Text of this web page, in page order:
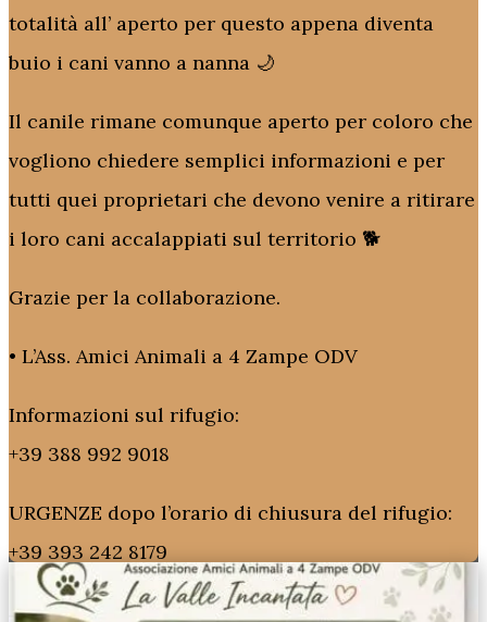
totalità all’ aperto per questo appena diventa
buio i cani vanno a nanna 🌙
Il canile rimane comunque aperto per coloro che
vogliono chiedere semplici informazioni e per
tutti quei proprietari che devono venire a ritirare
i loro cani accalappiati sul territorio 🐕
Grazie per la collaborazione.
•⁠ ⁠L’Ass. Amici Animali a 4 Zampe ODV
Informazioni sul rifugio:
+39 388 992 9018
URGENZE dopo l’orario di chiusura del rifugio:
+39 393 242 8179
Email:amici4zampeonlus@gmail.com